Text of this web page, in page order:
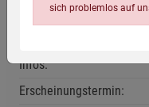
Verlag / Herausgeber:
Infos:
Erscheinungstermin:
sich problemlos auf